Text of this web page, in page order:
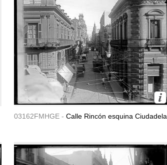
03162FMHGE - Calle Rincón esquina Ciudadela.